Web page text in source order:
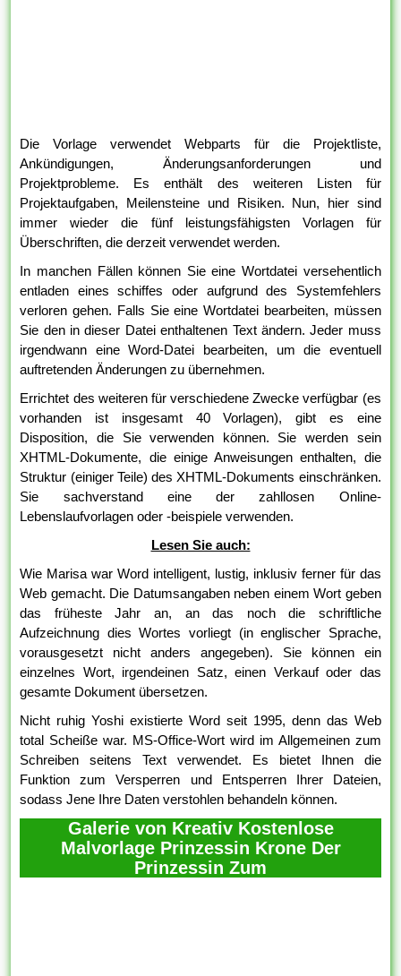
Die Vorlage verwendet Webparts für die Projektliste,
Ankündigungen, Änderungsanforderungen und
Projektprobleme. Es enthält des weiteren Listen für
Projektaufgaben, Meilensteine und Risiken. Nun, hier sind
immer wieder die fünf leistungsfähigsten Vorlagen für
Überschriften, die derzeit verwendet werden.
In manchen Fällen können Sie eine Wortdatei versehentlich
entladen eines schiffes oder aufgrund des Systemfehlers
verloren gehen. Falls Sie eine Wortdatei bearbeiten, müssen
Sie den in dieser Datei enthaltenen Text ändern. Jeder muss
irgendwann eine Word-Datei bearbeiten, um die eventuell
auftretenden Änderungen zu übernehmen.
Errichtet des weiteren für verschiedene Zwecke verfügbar (es
vorhanden ist insgesamt 40 Vorlagen), gibt es eine
Disposition, die Sie verwenden können. Sie werden sein
XHTML-Dokumente, die einige Anweisungen enthalten, die
Struktur (einiger Teile) des XHTML-Dokuments einschränken.
Sie sachverstand eine der zahllosen Online-
Lebenslaufvorlagen oder -beispiele verwenden.
Lesen Sie auch:
Wie Marisa war Word intelligent, lustig, inklusiv ferner für das
Web gemacht. Die Datumsangaben neben einem Wort geben
das früheste Jahr an, an das noch die schriftliche
Aufzeichnung dies Wortes vorliegt (in englischer Sprache,
vorausgesetzt nicht anders angegeben). Sie können ein
einzelnes Wort, irgendeinen Satz, einen Verkauf oder das
gesamte Dokument übersetzen.
Nicht ruhig Yoshi existierte Word seit 1995, denn das Web
total Scheiße war. MS-Office-Wort wird im Allgemeinen zum
Schreiben seitens Text verwendet. Es bietet Ihnen die
Funktion zum Versperren und Entsperren Ihrer Dateien,
sodass Jene Ihre Daten verstohlen behandeln können.
Galerie von Kreativ Kostenlose
Malvorlage Prinzessin Krone Der
Prinzessin Zum